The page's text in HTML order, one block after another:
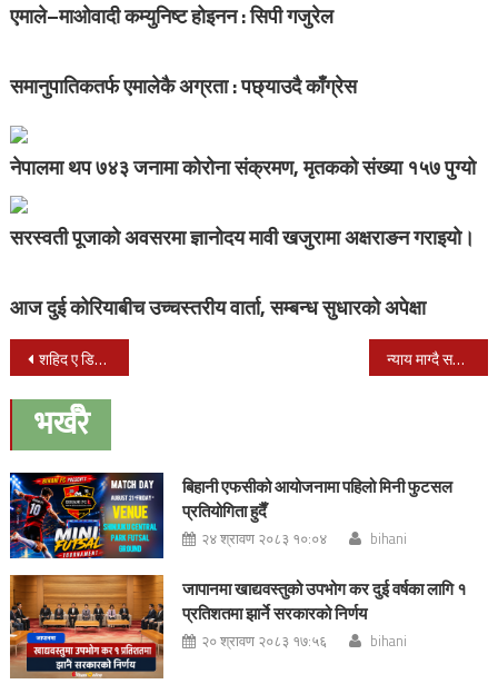
एमाले–माओवादी कम्युनिष्ट होइनन : सिपी गजुरेल
समानुपातिकतर्फ एमालेकै अग्रता : पछ्याउदै काँग्रेस
नेपालमा थप ७४३ जनामा कोरोना संक्रमण, मृतकको संख्या १५७ पुग्यो
सरस्वती पूजाको अवसरमा ज्ञानोदय मावी खजुरामा अक्षराङन गराइयो।
आज दुई कोरियाबीच उच्चस्तरीय वार्ता, सम्बन्ध सुधारको अपेक्षा
Post
navigation
शहिद ए डिभिजन लिगमा आज तीन खेल हुँदै न्याय माग्दै सवारी–साधनमा टाँसियो निर्मलाका स्टिकर
भर्खरै
बिहानी एफसीको आयोजनामा पहिलो मिनी फुटसल
प्रतियोगिता हुदैँ
२४ श्रावण २०८३ १०:०४ bihani
जापानमा खाद्यवस्तुको उपभोग कर दुई वर्षका लागि १
प्रतिशतमा झार्ने सरकारको निर्णय
२० श्रावण २०८३ १७:५६ bihani